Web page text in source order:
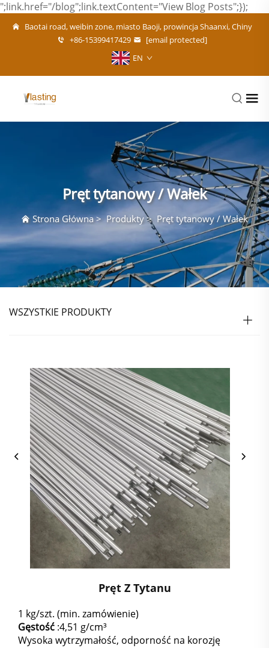
";link.href="/blog";link.textContent="View Blog Posts";});
Baotai road, weibin zone, miasto Baoji, prowincja Shaanxi, Chiny
+86-15399417429
[email protected]
EN
Pręt tytanowy / Wałek
Strona Główna>Produkty> Pręt tytanowy / Wałek
WSZYSTKIE PRODUKTY
Pręt Z Tytanu
1 kg/szt. (min. zamówienie)
Gęstość :4,51 g/cm³
Wysoka wytrzymałość, odporność na korozję